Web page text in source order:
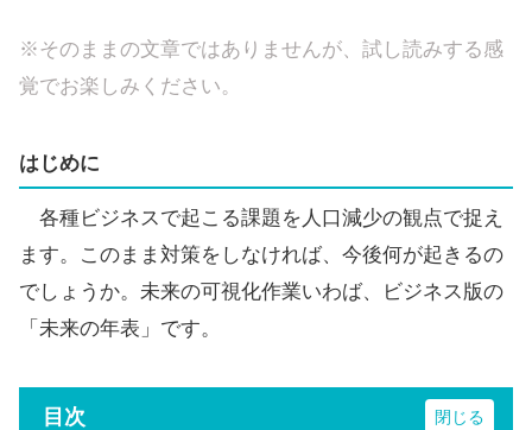
※そのままの文章ではありませんが、試し読みする感
覚でお楽しみください。
はじめに
各種ビジネスで起こる課題を人口減少の観点で捉え
ます。このまま対策をしなければ、今後何が起きるの
でしょうか。未来の可視化作業いわば、ビジネス版の
「未来の年表」です。
目次